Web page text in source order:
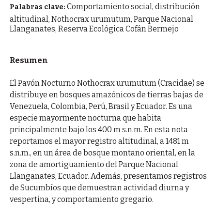
Palabras clave: Comportamiento social, distribución
altitudinal, Nothocrax urumutum, Parque Nacional
Llanganates, Reserva Ecológica Cofán Bermejo
Resumen
El Pavón Nocturno Nothocrax urumutum (Cracidae) se
distribuye en bosques amazónicos de tierras bajas de
Venezuela, Colombia, Perú, Brasil y Ecuador. Es una
especie mayormente nocturna que habita
principalmente bajo los 400 m s.n.m. En esta nota
reportamos el mayor registro altitudinal, a 1481 m
s.n.m., en un área de bosque montano oriental, en la
zona de amortiguamiento del Parque Nacional
Llanganates, Ecuador. Además, presentamos registros
de Sucumbíos que demuestran actividad diurna y
vespertina, y comportamiento gregario.